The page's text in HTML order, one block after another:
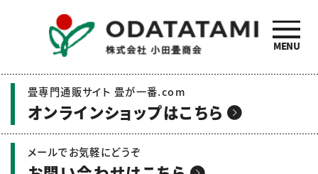
小田畳商会のご紹介 | 畳
の名工 小田畳商会
畳専門通販サイト 畳が一番.com
オンラインショップはこちら
メールでお気軽にどうぞ
MENU